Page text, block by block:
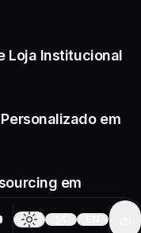
Loja Institucional
em
em
Creator Tools
Change